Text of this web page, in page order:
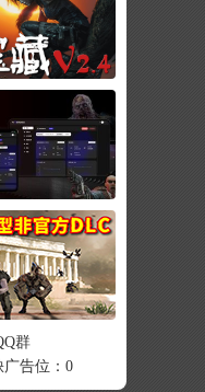
群
广告位：0